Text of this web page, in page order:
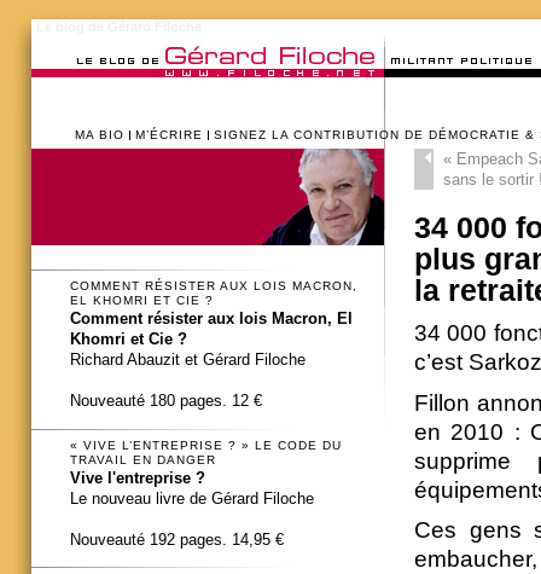
MA BIO M’ÉCRIRE SIGNEZ LA CONTRIBUTION DE DÉMOCRATIE &
«Empeach
sans le sortir
34 000
plus
la
34 000
c’est
Fillon
en 2010 :
supprime
Ces gens
COMMENT RÉSISTER AUX LOIS MACRON,
EL KHOMRI ET CIE ?
Comment résister aux lois Macron, El
Khomri et Cie ?
Richard Abauzit et Gérard Filoche
Nouveauté 180 pages. 12 €
« VIVE L’ENTREPRISE ? » LE CODE DU
TRAVAIL EN DANGER
Vive l'entreprise ?
Le nouveau livre de Gérard Filoche
Nouveauté 192 pages. 14,95 €